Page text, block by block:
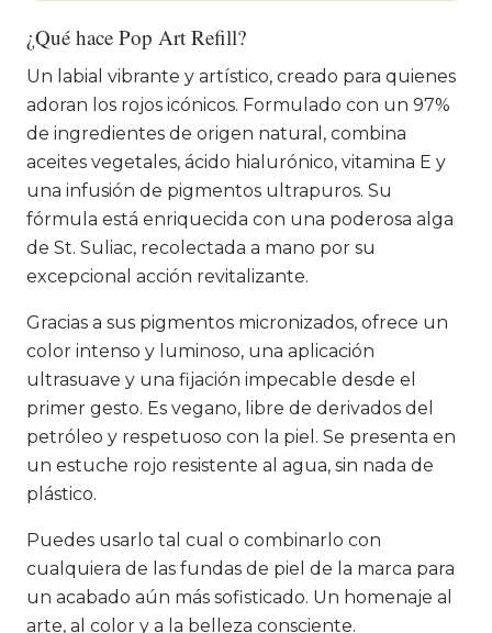
¿Qué hace Pop Art Refill?
Un labial vibrante y artístico, creado para quienes
adoran los rojos icónicos. Formulado con un 97%
de ingredientes de origen natural, combina
aceites vegetales, ácido hialurónico, vitamina E y
una infusión de pigmentos ultrapuros. Su
fórmula está enriquecida con una poderosa alga
de St. Suliac, recolectada a mano por su
excepcional acción revitalizante.
Gracias a sus pigmentos micronizados, ofrece un
color intenso y luminoso, una aplicación
ultrasuave y una fijación impecable desde el
primer gesto. Es vegano, libre de derivados del
petróleo y respetuoso con la piel. Se presenta en
un estuche rojo resistente al agua, sin nada de
plástico.
Puedes usarlo tal cual o combinarlo con
cualquiera de las fundas de piel de la marca para
un acabado aún más sofisticado. Un homenaje al
arte, al color y a la belleza consciente.